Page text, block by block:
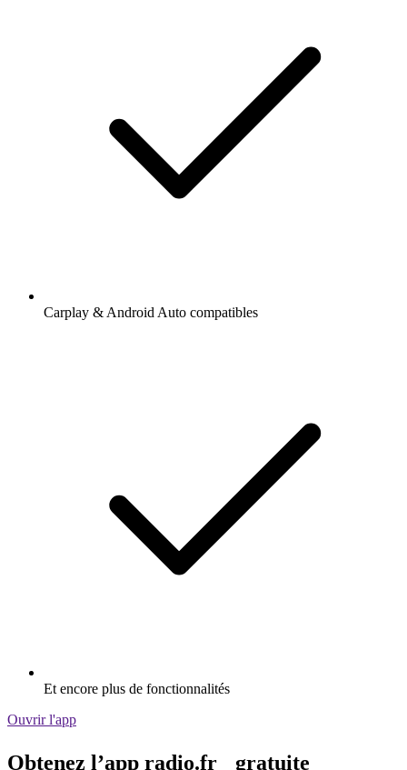
Carplay & Android Auto compatibles
Et encore plus de fonctionnalités
Ouvrir l'app
Obtenez l’app radio.fr gratuite